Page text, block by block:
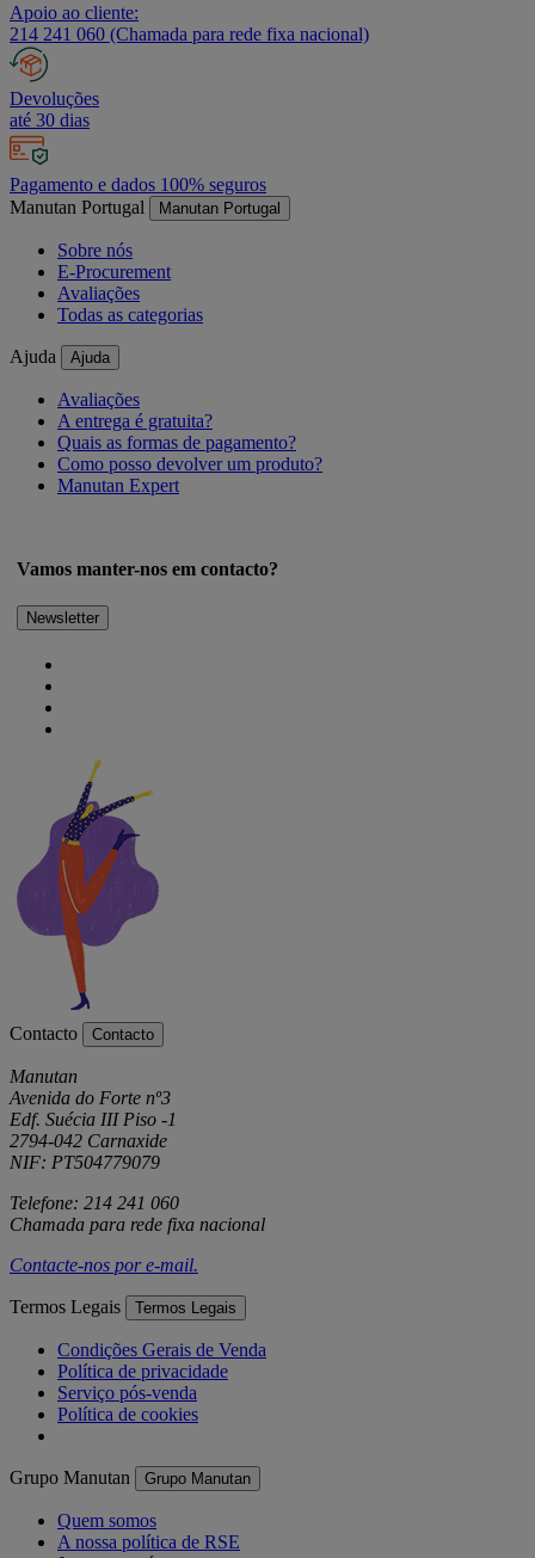
Apoio ao cliente:
214 241 060 (Chamada para rede fixa nacional)
Devoluções
até 30 dias
Pagamento e dados 100% seguros
Manutan Portugal
Manutan Portugal
Sobre nós
E-Procurement
Avaliações
Todas as categorias
Ajuda Ajuda
Avaliações
A entrega é gratuita?
Quais as formas de pagamento?
Como posso devolver um produto?
Manutan Expert
Vamos manter-nos em contacto?
Newsletter
Contacto Contacto
Manutan
Avenida do Forte nº3
Edf. Suécia III Piso -1
2794-042 Carnaxide
NIF: PT504779079
Telefone: 214 241 060
Chamada para rede fixa nacional
Contacte-nos pore-mail.
Termos Legais Termos Legais
Condições Gerais de Venda
Política de privacidade
Serviço pós-venda
Política de cookies
Grupo Manutan Grupo Manutan
Quem somos
A nossa política de RSE